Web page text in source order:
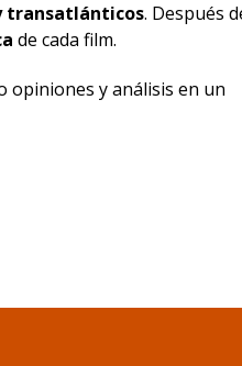
transatlánticos. Después
de cada film.
opiniones y análisis en un